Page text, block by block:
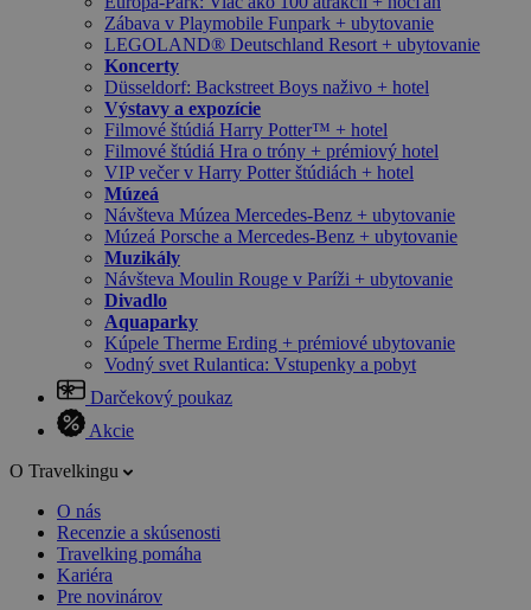
Zábava v Playmobile Funpark + ubytovanie
LEGOLAND® Deutschland Resort + ubytovanie
Koncerty
Düsseldorf: Backstreet Boys naživo + hotel
Výstavy a expozície
Filmové štúdiá Harry Potter™ + hotel
Filmové štúdiá Hra o tróny + prémiový hotel
VIP večer v Harry Potter štúdiách + hotel
Múzeá
Návšteva Múzea Mercedes-Benz + ubytovanie
Múzeá Porsche a Mercedes-Benz + ubytovanie
Muzikály
Návšteva Moulin Rouge v Paríži + ubytovanie
Divadlo
Aquaparky
Kúpele Therme Erding + prémiové ubytovanie
Vodný svet Rulantica: Vstupenky a pobyt
Darčekový poukaz
Akcie
O Travelkingu
O nás
Recenzie a skúsenosti
Travelking pomáha
Kariéra
Pre novinárov